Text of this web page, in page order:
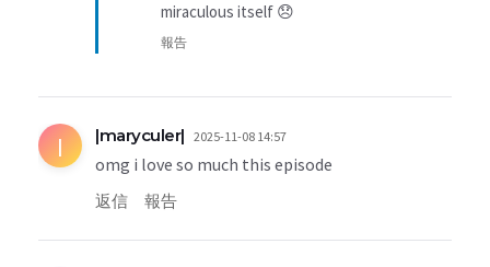
miraculous itself 😞
報告
| |maryculer| 2025-11-08 14:57
omg i love so much this episode
返信 報告